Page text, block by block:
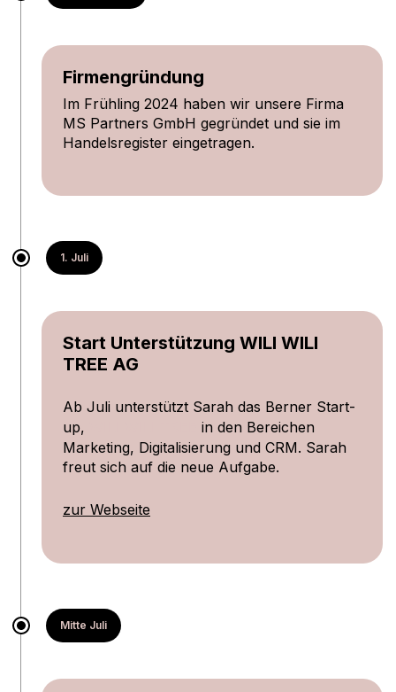
Firmengründung
Im Frühling 2024 haben wir unsere Firma
MS Partners GmbH gegründet und sie im
Handelsregister eingetragen.
1. Juli
Start Unterstützung WILI WILI
TREE AG
Ab Juli unterstützt Sarah das Berner Start-
up,
in den Bereichen
Marketing, Digitalisierung und CRM. Sarah
freut sich auf die neue Aufgabe.
zur Webseite
Mitte Juli